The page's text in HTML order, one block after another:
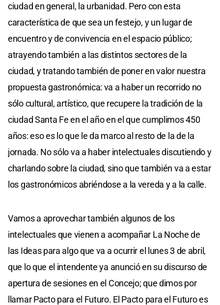
ciudad en general, la urbanidad. Pero con esta
característica de que sea un festejo, y un lugar de
encuentro y de convivencia en el espacio público;
atrayendo también a las distintos sectores de la
ciudad, y tratando también de poner en valor nuestra
propuesta gastronómica: va a haber un recorrido no
sólo cultural, artístico, que recupere la tradición de la
ciudad Santa Fe en el año en el que cumplimos 450
años: eso es lo que le da marco al resto de la de la
jornada. No sólo va a haber intelectuales discutiendo y
charlando sobre la ciudad, sino que también va a estar
los gastronómicos abriéndose a la vereda y a la calle.
Vamos a aprovechar también algunos de los
intelectuales que vienen a acompañar La Noche de
las Ideas para algo que va a ocurrir el lunes 3 de abril,
que lo que el intendente ya anunció en su discurso de
apertura de sesiones en el Concejo; que dimos por
llamar Pacto para el Futuro. El Pacto para el Futuro es